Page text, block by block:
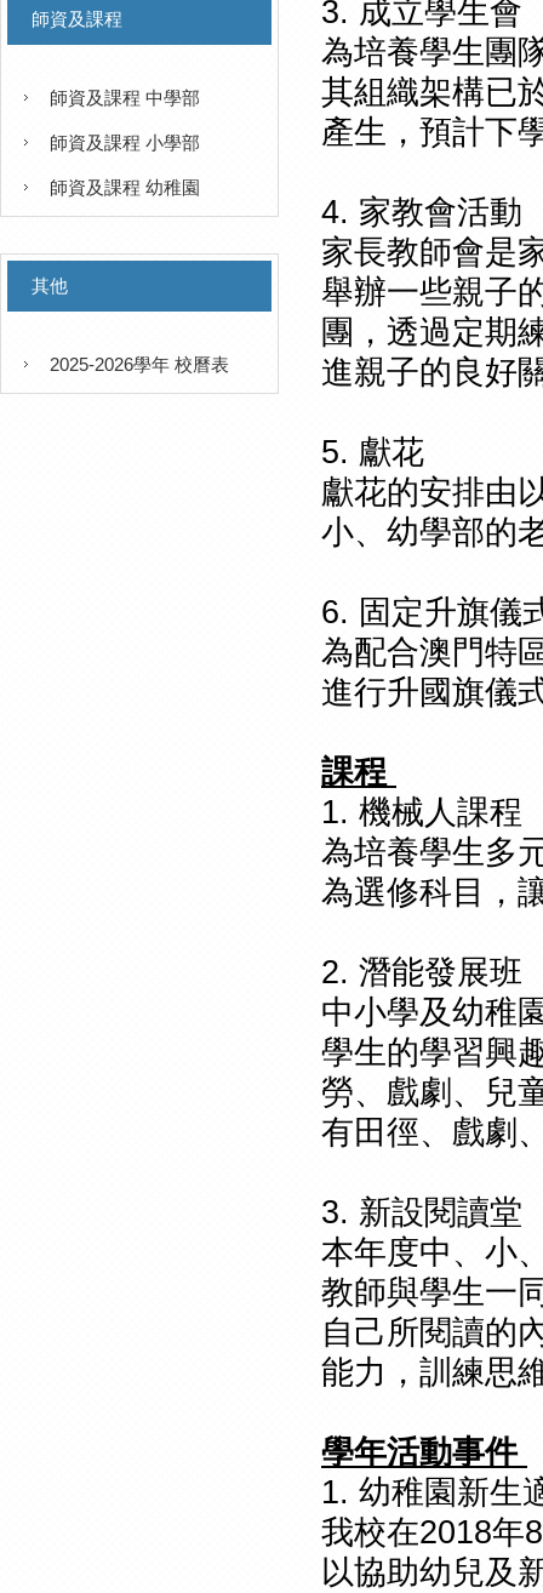
師資及課程
師資及課程 中學部
師資及課程 小學部
師資及課程 幼稚園
其他
2025-2026學年 校曆表
3. 成立學生會
為培養學生團
其組織架構已
產生，預計下
4. 家教會活動
家長教師會是
舉辦一些親子
團，透過定期
進親子的良好
5. 獻花
獻花的安排由
小、幼學部的
6. 固定升旗儀
為配合澳門特
進行升國旗儀
課程
1. 機械人課程
為培養學生多
為選修科目，
2. 潛能發展班
中小學及幼稚
學生的學習興
勞、戲劇、兒
有田徑、戲劇
3. 新設閱讀堂
本年度中、小
教師與學生一
自己所閱讀的
能力，訓練思
學年活動事件
1. 幼稚園新生
我校在2018年
以協助幼兒及